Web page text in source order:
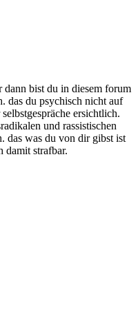
dann bist du in diesem forum
das du psychisch nicht auf
ersichtlich.
und rassistischen
das was du von dir gibst ist
damit strafbar.